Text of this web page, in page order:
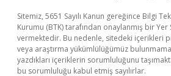
Sitemiz, 5651 Sayılı Kanun gereğince Bilgi
Kurumu (BTK) tarafından onaylanmış bir Yer
vermektedir. Bu nedenle, sitedeki içerikleri
veya araştırma yükümlülüğümüz
yazdıkları içeriklerin sorumluluğunu
bu sorumluluğu kabul etmiş sayılırlar.